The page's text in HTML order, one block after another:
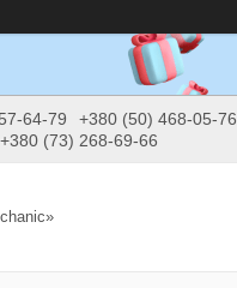
64-79
+380 (50) 468-05-76
+380 (73) 268-69-66